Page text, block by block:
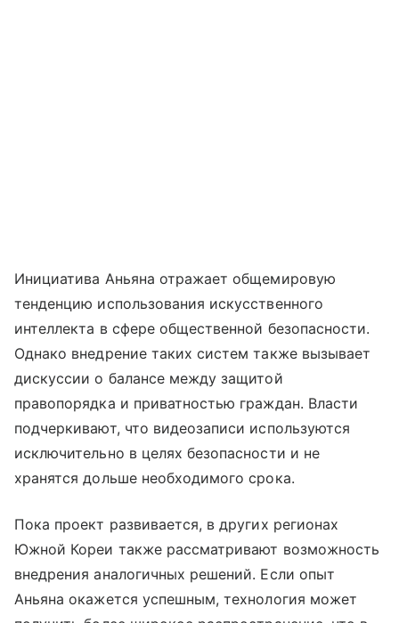
Инициатива Аньяна отражает общемировую
тенденцию использования искусственного
интеллекта в сфере общественной безопасности.
Однако внедрение таких систем также вызывает
дискуссии о балансе между защитой
правопорядка и приватностью граждан. Власти
подчеркивают, что видеозаписи используются
исключительно в целях безопасности и не
хранятся дольше необходимого срока.
Пока проект развивается, в других регионах
Южной Кореи также рассматривают возможность
внедрения аналогичных решений. Если опыт
Аньяна окажется успешным, технология может